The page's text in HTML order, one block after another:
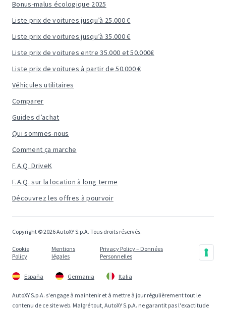
Bonus-malus écologique 2025
Liste prix de voitures jusqu’à 25.000 €
Liste prix de voitures jusqu’à 35.000 €
Liste prix de voitures entre 35.000 et 50.000€
Liste prix de voitures à partir de 50.000 €
Véhicules utilitaires
Comparer
Guides d’achat
Qui sommes-nous
Comment ça marche
F.A.Q. DriveK
F.A.Q. sur la location à long terme
Découvrez les offres à pourvoir
Copyright © 2026 AutoXY S.p.A. Tous droits réservés.
Cookie
Policy
Mentions
légales
Privacy Policy – Données
Personnelles
España Germania Italia
AutoXY S.p.A. s'engage à maintenir et à mettre à jour régulièrement tout le
contenu de ce site web. Malgré tout, AutoXY S.p.A. ne garantit pas l'exactitude